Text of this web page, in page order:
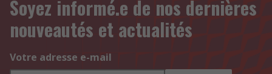
Soyez informé.e de nos dernières
nouveautés et actualités
Votre adresse e-mail